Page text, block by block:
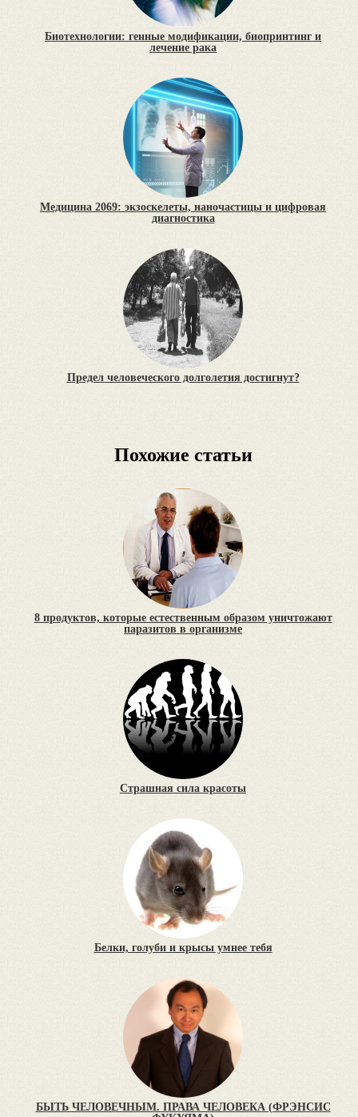
Биотехнологии: генные модификации, биопринтинг и
лечение рака
Медицина 2069: экзоскелеты, наночастицы и цифровая
диагностика
Предел человеческого долголетия достигнут?
Похожие статьи
8 продуктов, которые естественным образом уничтожают
паразитов в организме
Страшная сила красоты
Белки, голуби и крысы умнее тебя
БЫТЬ ЧЕЛОВЕЧНЫМ. ПРАВА ЧЕЛОВЕКА (ФРЭНСИС